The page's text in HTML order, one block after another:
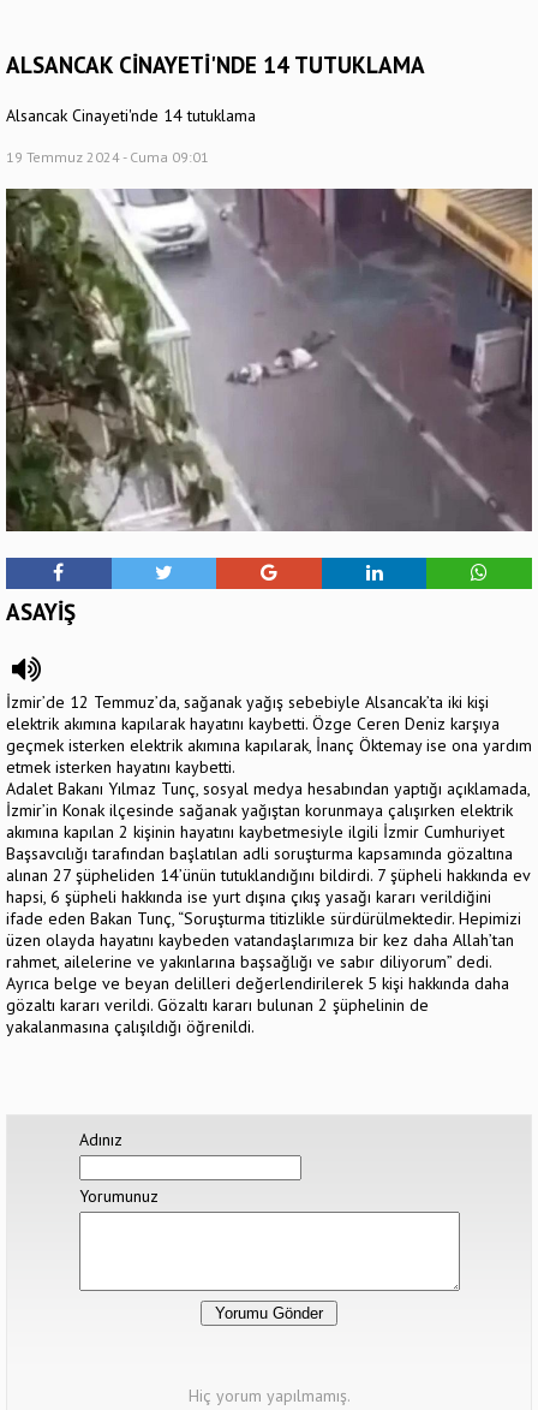
ALSANCAK CİNAYETİ'NDE 14 TUTUKLAMA
Alsancak Cinayeti'nde 14 tutuklama
19 Temmuz 2024 - Cuma 09:01
ASAYİŞ
İzmir’de 12 Temmuz’da, sağanak yağış sebebiyle Alsancak’ta iki kişi
elektrik akımına kapılarak hayatını kaybetti. Özge Ceren Deniz karşıya
geçmek isterken elektrik akımına kapılarak, İnanç Öktemay ise ona yardım
etmek isterken hayatını kaybetti.
Adalet Bakanı Yılmaz Tunç, sosyal medya hesabından yaptığı açıklamada,
İzmir’in Konak ilçesinde sağanak yağıştan korunmaya çalışırken elektrik
akımına kapılan 2 kişinin hayatını kaybetmesiyle ilgili İzmir Cumhuriyet
Başsavcılığı tarafından başlatılan adli soruşturma kapsamında gözaltına
alınan 27 şüpheliden 14’ünün tutuklandığını bildirdi. 7 şüpheli hakkında ev
hapsi, 6 şüpheli hakkında ise yurt dışına çıkış yasağı kararı verildiğini
ifade eden Bakan Tunç, “Soruşturma titizlikle sürdürülmektedir. Hepimizi
üzen olayda hayatını kaybeden vatandaşlarımıza bir kez daha Allah’tan
rahmet, ailelerine ve yakınlarına başsağlığı ve sabır diliyorum” dedi.
Ayrıca belge ve beyan delilleri değerlendirilerek 5 kişi hakkında daha
gözaltı kararı verildi. Gözaltı kararı bulunan 2 şüphelinin de
yakalanmasına çalışıldığı öğrenildi.
Adınız
Yorumunuz
Hiç yorum yapılmamış.